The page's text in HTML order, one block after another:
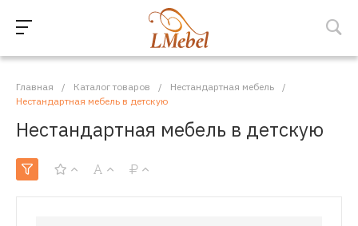
Главная / Каталог товаров / Нестандартная мебель
/
Нестандартная мебель в детскую
Нестандартная мебель в детскую